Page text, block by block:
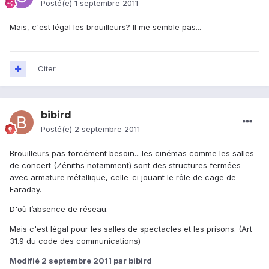
Posté(e) 1 septembre 2011
Mais, c'est légal les brouilleurs? Il me semble pas...
Citer
bibird
Posté(e) 2 septembre 2011
Brouilleurs pas forcément besoin....les cinémas comme les salles
de concert (Zéniths notamment) sont des structures fermées
avec armature métallique, celle-ci jouant le rôle de cage de
Faraday.
D'où l’absence de réseau.
Mais c'est légal pour les salles de spectacles et les prisons. (Art
31.9 du code des communications)
Modifié 2 septembre 2011 par bibird